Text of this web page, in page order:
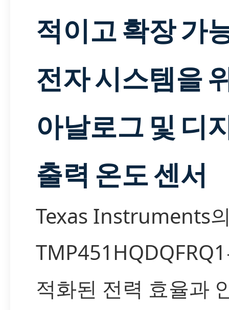
적이고 확장 가
전자 시스템을
아날로그 및 디
출력 온도 센서
Texas Instruments
적화된 전력 효율과